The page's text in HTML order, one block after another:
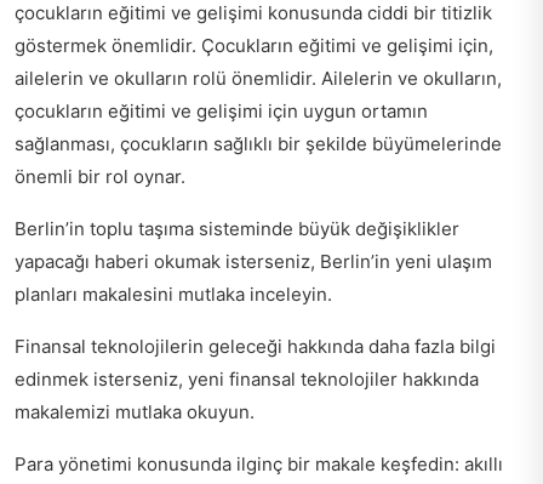
çocukların eğitimi ve gelişimi konusunda ciddi bir titizlik
göstermek önemlidir. Çocukların eğitimi ve gelişimi için,
ailelerin ve okulların rolü önemlidir. Ailelerin ve okulların,
çocukların eğitimi ve gelişimi için uygun ortamın
sağlanması, çocukların sağlıklı bir şekilde büyümelerinde
önemli bir rol oynar.
Berlin’in toplu taşıma sisteminde büyük değişiklikler
yapacağı haberi okumak isterseniz, Berlin’in yeni ulaşım
planları makalesini mutlaka inceleyin.
Finansal teknolojilerin geleceği hakkında daha fazla bilgi
edinmek isterseniz, yeni finansal teknolojiler hakkında
makalemizi mutlaka okuyun.
Para yönetimi konusunda ilginç bir makale keşfedin: akıllı